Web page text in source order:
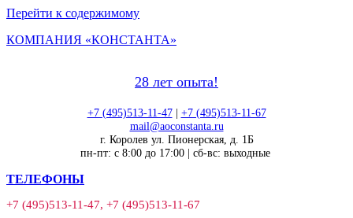
Перейти к содержимому
КОМПАНИЯ «КОНСТАНТА»
28 лет опыта!
+7 (495)513-11-47| +7 (495)513-11-67
mail@aoconstanta.ru
г. Королев ул. Пионерская, д. 1Б
пн-пт: с 8:00 до 17:00 | сб-вс: выходные
ТЕЛЕФОНЫ
+7 (495)513-11-47, +7 (495)513-11-67